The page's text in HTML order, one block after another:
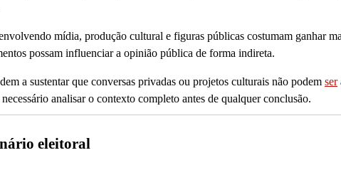
mídia, produção cultural e figuras públicas costumam ganhar
possam influenciar a opinião pública de forma indireta.
a sustentar que conversas privadas ou projetos culturais não podem ser
analisar o contexto completo antes de qualquer conclusão.
eleitoral